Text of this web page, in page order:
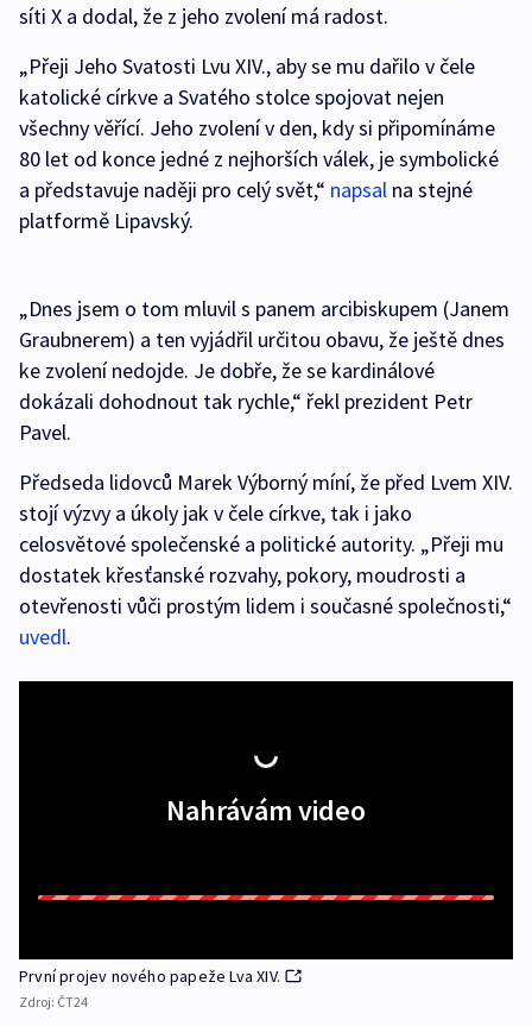
síti X a dodal, že z jeho zvolení má radost.
„Přeji Jeho Svatosti Lvu XIV., aby se mu dařilo v čele
katolické církve a Svatého stolce spojovat nejen
všechny věřící. Jeho zvolení v den, kdy si připomínáme
80 let od konce jedné z nejhorších válek, je symbolické
a představuje naději pro celý svět,“ napsal na stejné
platformě Lipavský.
„Dnes jsem o tom mluvil s panem arcibiskupem (Janem
Graubnerem) a ten vyjádřil určitou obavu, že ještě dnes
ke zvolení nedojde. Je dobře, že se kardinálové
dokázali dohodnout tak rychle,“ řekl prezident Petr
Pavel.
Předseda lidovců Marek Výborný míní, že před Lvem XIV.
stojí výzvy a úkoly jak v čele církve, tak i jako
celosvětové společenské a politické autority. „Přeji mu
dostatek křesťanské rozvahy, pokory, moudrosti a
otevřenosti vůči prostým lidem i současné společnosti,“
uvedl.
Nahrávám video
První projev nového papeže Lva XIV.
Zdroj: ČT24